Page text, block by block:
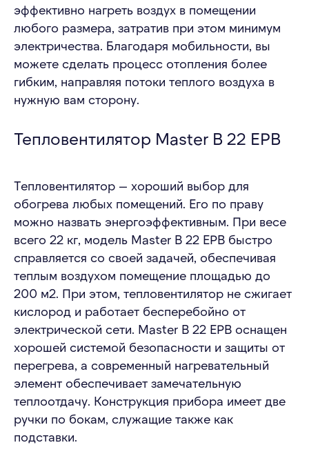
эффективно нагреть воздух в помещении
любого размера, затратив при этом минимум
электричества. Благодаря мобильности, вы
можете сделать процесс отопления более
гибким, направляя потоки теплого воздуха в
нужную вам сторону.
Тепловентилятор Master B 22 EPB
Тепловентилятор — хороший выбор для
обогрева любых помещений. Его по праву
можно назвать энергоэффективным. При весе
всего 22 кг, модель Master B 22 EPB быстро
справляется со своей задачей, обеспечивая
теплым воздухом помещение площадью до
200 м2. При этом, тепловентилятор не сжигает
кислород и работает бесперебойно от
электрической сети. Master B 22 EPB оснащен
хорошей системой безопасности и защиты от
перегрева, а современный нагревательный
элемент обеспечивает замечательную
теплоотдачу. Конструкция прибора имеет две
ручки по бокам, служащие также как
подставки.
АРЕНДА ДЛЯ МЕРОПРИЯТИЙ
ОТКРЫТЫЕ ПРОСТРАНСТВА
ВЫСТАВКИ
ИВЕНТ КОМФОРТ
ПРОЕКТЫ
КОНТАКТЫ
АРЕНДА ОБОРУДОВАНИЯ
ВЕНТИЛЯЦИОННОЕ
ОБОРУДОВАНИЕ
ОБОГРЕВАТЕЛИ
ТЕПЛОВЕНТИЛЯТОРЫ
ТЕПЛОВЫЕ ЗАВЕСЫ
ОБОГРЕВАТЕЛИ
ТЕПЛОВЫЕ ПУШКИ
Продвижение сайта
Согласие на обработку персональных данных
Карта сайта
Политика конфиденциальности
ИП Терещенко В. А
ИНН 540536429249
©ИВЕНТ КОМФОРТ – аренда климатического
оборудования для мероприятий